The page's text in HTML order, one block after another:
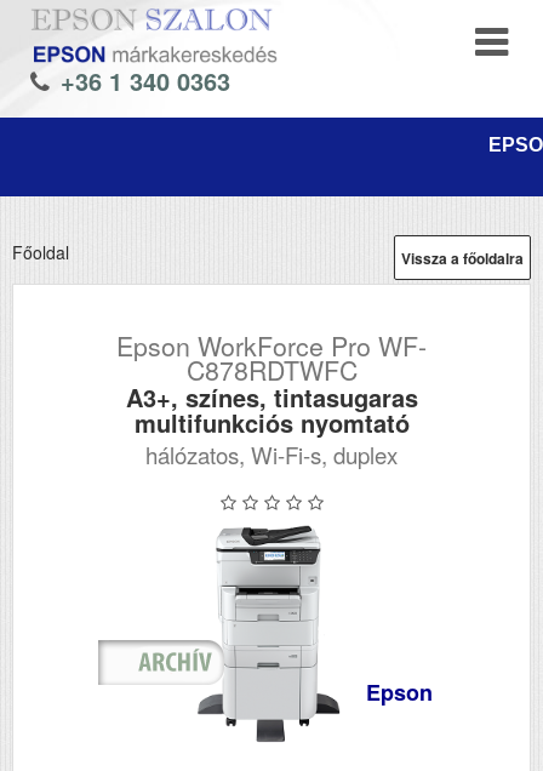
+36 1 340 0363
Vissza a főoldalra
Főoldal
Epson WorkForce Pro WF-
C878RDTWFC
A3+, színes, tintasugaras
multifunkciós nyomtató
hálózatos, Wi-Fi-s, duplex
Epson